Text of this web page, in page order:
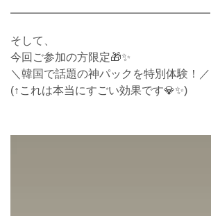
━━━━━━━━━━━━━━━━━━
そして、
今回ご参加の方限定🎁✨
＼韓国で話題の神パックを特別体験！／
(↑これは本当にすごい効果です💎✨)